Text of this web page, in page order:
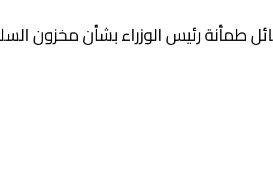
طمأنة رئيس الوزراء بشأن مخزون